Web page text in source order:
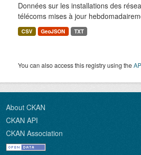
Données sur les installations des
télécoms mises à jour
CSV GeoJSON TXT
You can also access this registry using the
About CKAN
CKAN API
CKAN Association